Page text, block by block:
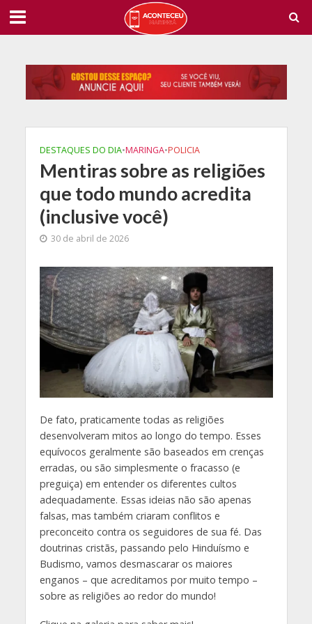
DESTAQUES DO DIA•MARINGA•POLICIA
Mentiras sobre as religiões
que todo mundo acredita
(inclusive você)
30 de abril de 2026
De fato, praticamente todas as religiões
desenvolveram mitos ao longo do tempo. Esses
equívocos geralmente são baseados em crenças
erradas, ou são simplesmente o fracasso (e
preguiça) em entender os diferentes cultos
adequadamente. Essas ideias não são apenas
falsas, mas também criaram conflitos e
preconceito contra os seguidores de sua fé. Das
doutrinas cristãs, passando pelo Hinduísmo e
Budismo, vamos desmascarar os maiores
enganos – que acreditamos por muito tempo –
sobre as religiões ao redor do mundo!